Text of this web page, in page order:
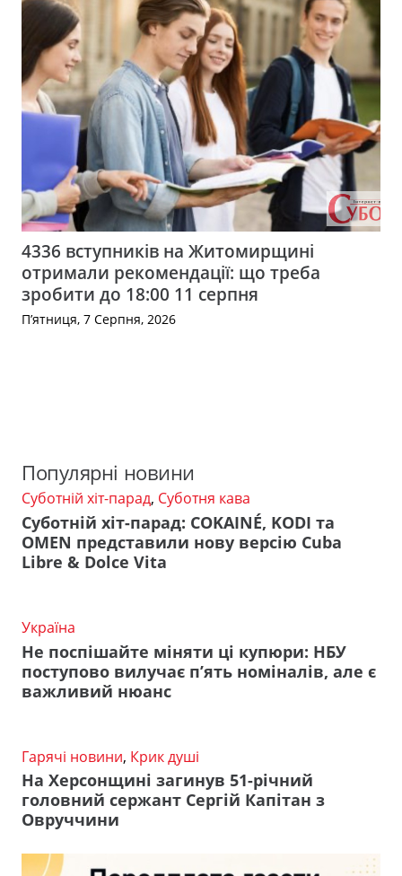
4336 вступників на Житомирщині
отримали рекомендації: що треба
зробити до 18:00 11 серпня
П’ятниця, 7 Серпня, 2026
Популярні новини
Суботній хіт-парад, Суботня кава
Суботній хіт-парад: COKAINÉ, KODI та
OMEN представили нову версію Cuba
Libre & Dolce Vita
Україна
Не поспішайте міняти ці купюри: НБУ
поступово вилучає п’ять номіналів, але є
важливий нюанс
Гарячі новини, Крик душі
На Херсонщині загинув 51-річний
головний сержант Сергій Капітан з
Овруччини